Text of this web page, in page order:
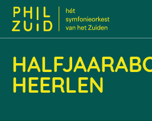
HEERLEN